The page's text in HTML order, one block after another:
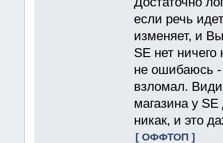
если речь
изменяет, и
SE нет
не ошибаюсь -
взломал.
магазина у
никак, и это
[ ОФФТОП ]